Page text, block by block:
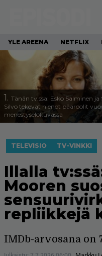
YLE AREENA NETFLIX
1. Tänän tv:ssä: Esko Salminen ja
Silvo tekevät hienot pääroolit
menestyselokuvassa
TELEVISIO TV-VINKKI
Illalla
Mooren
repliikkejä
IMDb-arvosana on